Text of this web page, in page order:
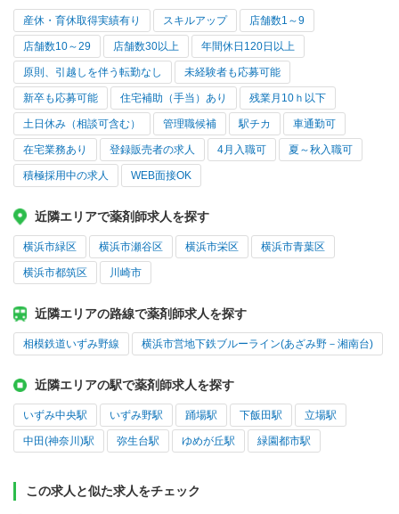
産休・育休取得実績有り スキルアップ 店舗数1～9
店舗数10～29 店舗数30以上 年間休日120日以上
原則、引越しを伴う転勤なし 未経験者も応募可能
新卒も応募可能 住宅補助（手当）あり 残業月10ｈ以下
土日休み（相談可含む） 管理職候補 駅チカ 車通勤可
在宅業務あり 登録販売者の求人 4月入職可 夏～秋入職可
積極採用中の求人 WEB面接OK
近隣エリアで薬剤師求人を探す
横浜市緑区 横浜市瀬谷区 横浜市栄区 横浜市青葉区
横浜市都筑区 川崎市
近隣エリアの路線で薬剤師求人を探す
相模鉄道いずみ野線 横浜市営地下鉄ブルーライン(あざみ野－湘南台)
近隣エリアの駅で薬剤師求人を探す
いずみ中央駅 いずみ野駅 踊場駅 下飯田駅 立場駅
中田(神奈川)駅 弥生台駅 ゆめが丘駅 緑園都市駅
この求人と似た求人をチェック